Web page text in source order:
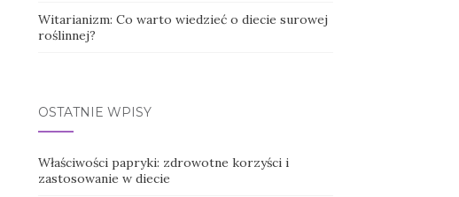
Witarianizm: Co warto wiedzieć o diecie surowej
roślinnej?
OSTATNIE WPISY
Właściwości papryki: zdrowotne korzyści i
zastosowanie w diecie